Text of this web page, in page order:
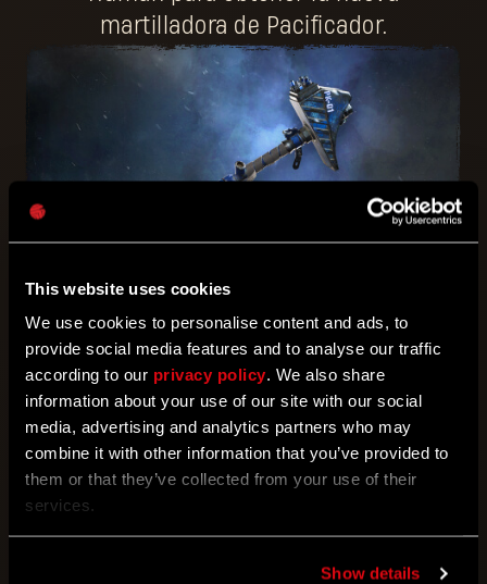
This website uses cookies
We use cookies to personalise content and ads, to
provide social media features and to analyse our traffic
according to our privacy policy. We also share
information about your use of our site with our social
media, advertising and analytics partners who may
combine it with other information that you’ve provided to
them or that they’ve collected from your use of their
services.
Show details
martilladora de Pacificador.
MÁS INFORMACIÓN
LOTES
POST-APO BUNDLE
LOTE DE ANUBIS, CHACAL DE LA MUERTE